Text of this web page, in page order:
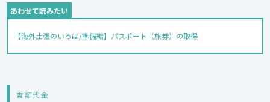
【海外出張のいろは/準備編】パスポート（旅券）の取得
査証代金